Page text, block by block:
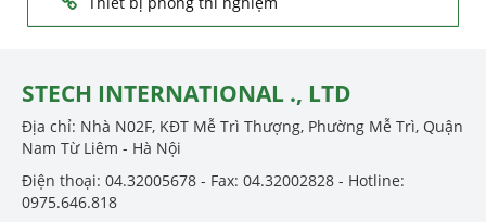
STECH INTERNATIONAL ., LTD
Địa chỉ: Nhà N02F, KĐT Mễ Trì Thượng, Phường Mễ Trì, Quận
Nam Từ Liêm - Hà Nội
Điện thoại: 04.32005678 - Fax: 04.32002828 - Hotline:
0975.646.818